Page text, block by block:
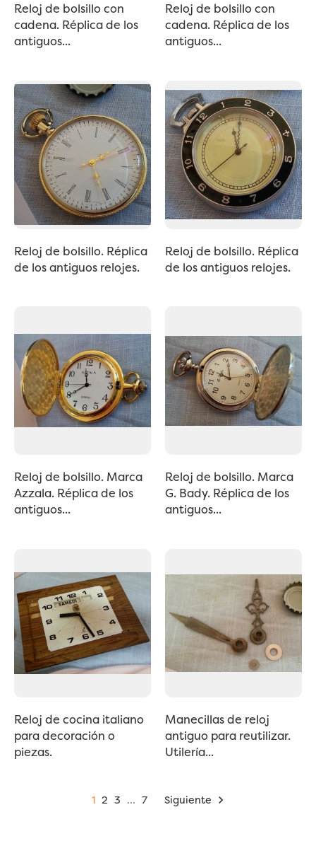
Reloj de bolsillo con
cadena. Réplica de los
antiguos...
Reloj de bolsillo con
cadena. Réplica de los
antiguos...
Reloj de bolsillo. Réplica
de los antiguos relojes.
Reloj de bolsillo. Réplica
de los antiguos relojes.
Reloj de bolsillo. Marca
Azzala. Réplica de los
antiguos...
Reloj de bolsillo. Marca
G. Bady. Réplica de los
antiguos...
Reloj de cocina italiano
para decoración o
piezas.
Manecillas de reloj
antiguo para reutilizar.
Utilería...
1 2 3 … 7 Siguiente 